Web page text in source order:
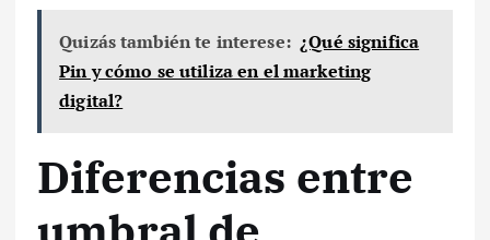
Quizás también te interese: ¿Qué significa
Pin y cómo se utiliza en el marketing
digital?
Diferencias entre